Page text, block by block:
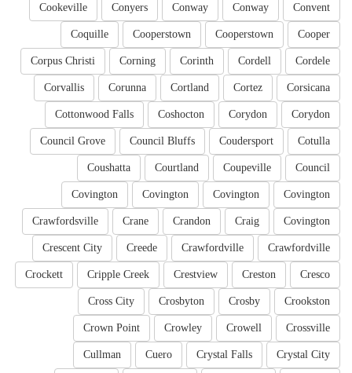
Convent
Conway
Conway
Conyers
Cookeville
Cooper
Cooperstown
Cooperstown
Coquille
Cordele
Cordell
Corinth
Corning
Corpus Christi
Corsicana
Cortez
Cortland
Corunna
Corvallis
Corydon
Corydon
Coshocton
Cottonwood Falls
Cotulla
Coudersport
Council Bluffs
Council Grove
Council
Coupeville
Courtland
Coushatta
Covington
Covington
Covington
Covington
Covington
Craig
Crandon
Crane
Crawfordsville
Crawfordville
Crawfordville
Creede
Crescent City
Cresco
Creston
Crestview
Cripple Creek
Crockett
Crookston
Crosby
Crosbyton
Cross City
Crossville
Crowell
Crowley
Crown Point
Crystal City
Crystal Falls
Cuero
Cullman